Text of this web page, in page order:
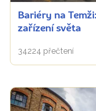
Bariéry na
zařízení světa
34224 přečtení